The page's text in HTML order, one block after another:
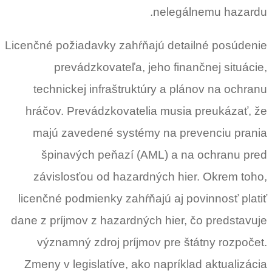
nelegálnemu hazardu.
Licenčné požiadavky zahŕňajú detailné posúdenie
prevádzkovateľa, jeho finančnej situácie,
technickej infraštruktúry a plánov na ochranu
hráčov. Prevádzkovatelia musia preukázať, že
majú zavedené systémy na prevenciu prania
špinavých peňazí (AML) a na ochranu pred
závislosťou od hazardných hier. Okrem toho,
licenčné podmienky zahŕňajú aj povinnosť platiť
dane z príjmov z hazardných hier, čo predstavuje
významný zdroj príjmov pre štátny rozpočet.
Zmeny v legislatíve, ako napríklad aktualizácia